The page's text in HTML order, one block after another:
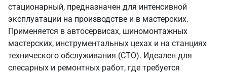
стационарный, предназначен для интенсивной
эксплуатации на производстве и в мастерских.
Применяется в автосервисах, шиномонтажных
мастерских, инструментальных цехах и на станциях
технического обслуживания (СТО). Идеален для
слесарных и ремонтных работ, где требуется